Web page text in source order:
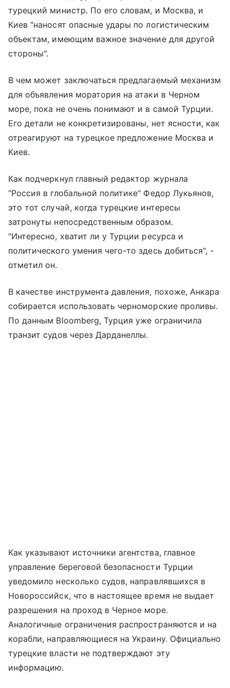
турецкий министр. По его словам, и Москва, и
Киев "наносят опасные удары по логистическим
объектам, имеющим важное значение для другой
стороны".
В чем может заключаться предлагаемый механизм
для объявления моратория на атаки в Черном
море, пока не очень понимают и в самой Турции.
Его детали не конкретизированы, нет ясности, как
отреагируют на турецкое предложение Москва и
Киев.
Как подчеркнул главный редактор журнала
"Россия в глобальной политике" Федор Лукьянов,
это тот случай, когда турецкие интересы
затронуты непосредственным образом.
"Интересно, хватит ли у Турции ресурса и
политического умения чего-то здесь добиться", -
отметил он.
В качестве инструмента давления, похоже, Анкара
собирается использовать черноморские проливы.
По данным Bloomberg, Турция уже ограничила
транзит судов через Дарданеллы.
Как указывают источники агентства, главное
управление береговой безопасности Турции
уведомило несколько судов, направлявшихся в
Новороссийск, что в настоящее время не выдает
разрешения на проход в Черное море.
Аналогичные ограничения распространяются и на
корабли, направляющиеся на Украину. Официально
турецкие власти не подтверждают эту
информацию.